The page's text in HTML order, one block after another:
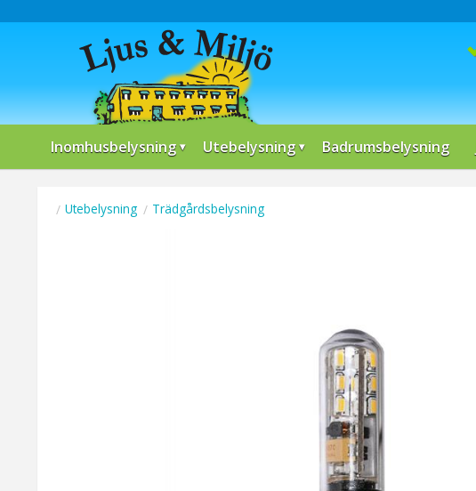
Inomhusbelysning Utebelysning Badrumsbelysning
Utebelysning Trädgårdsbelysning